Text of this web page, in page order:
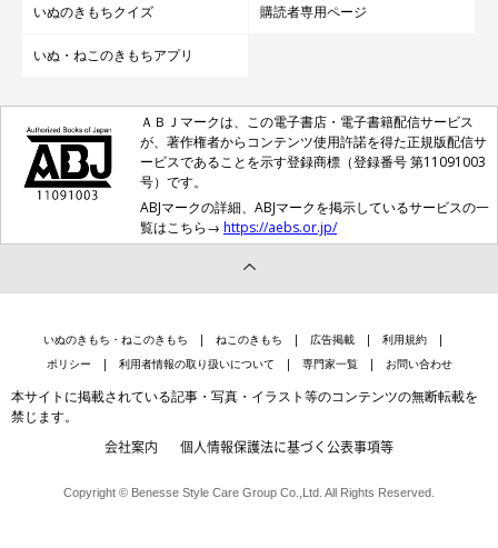
いぬのきもちクイズ 購読者専用ページ
いぬ・ねこのきもちアプリ
ＡＢＪマークは、この電子書店・電子書籍配信サービス
が、著作権者からコンテンツ使用許諾を得た正規版配信サ
ービスであることを示す登録商標（登録番号 第11091003
号）です。
ABJマークの詳細、ABJマークを掲示しているサービスの一
覧はこちら→ https://aebs.or.jp/
いぬのきもち・ねこのきもち ねこのきもち 広告掲載
利用規約
ポリシー
利用者情報の取り扱いについて 専門家一覧 お問い合わせ
本サイトに掲載されている記事・写真・イラスト等のコンテンツの無断転載を
禁じます。
会社案内 個人情報保護法に基づく公表事項等
Copyright © Benesse Style Care Group Co.,Ltd. All Rights Reserved.